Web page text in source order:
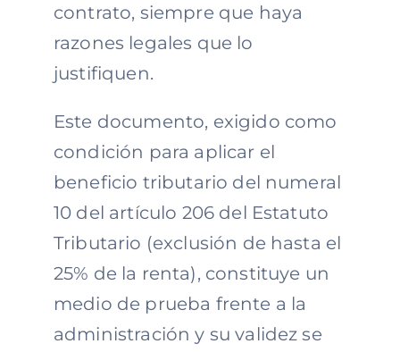
contrato, siempre que haya
razones legales que lo
justifiquen.
Este documento, exigido como
condición para aplicar el
beneficio tributario del numeral
10 del artículo 206 del Estatuto
Tributario (exclusión de hasta el
25% de la renta), constituye un
medio de prueba frente a la
administración y su validez se